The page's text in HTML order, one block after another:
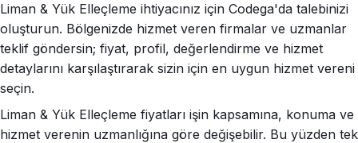
Liman & Yük Elleçleme ihtiyacınız için Codega'da talebinizi
oluşturun. Bölgenizde hizmet veren firmalar ve uzmanlar
teklif göndersin; fiyat, profil, değerlendirme ve hizmet
detaylarını karşılaştırarak sizin için en uygun hizmet vereni
seçin.
Liman & Yük Elleçleme fiyatları işin kapsamına, konuma ve
hizmet verenin uzmanlığına göre değişebilir. Bu yüzden tek